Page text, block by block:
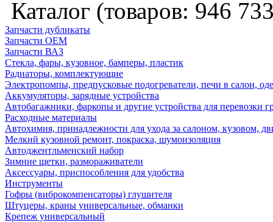
Каталог (товаров: 946
Запчасти дубликаты
Запчасти ОЕМ
Запчасти ВАЗ
Стекла, фары, кузовное, бамперы, пластик
Радиаторы, комплектующие
Электропомпы, предпусковые подогреватели, печи в салон,
Аккумуляторы, зарядные устройства
Автобагажники, фаркопы и другие устройства для перевозки
Расходные материалы
Автохимия, принадлежности для ухода за салоном, кузовом,
Мелкий кузовной ремонт, покраска, шумоизоляция
Автоджентльменский набор
Зимние щетки, размораживатели
Аксессуары, приспособления для удобства
Инструменты
Гофры (виброкомпенсаторы) глушителя
Штуцеры, краны универсальные, обманки
Крепеж универсальный